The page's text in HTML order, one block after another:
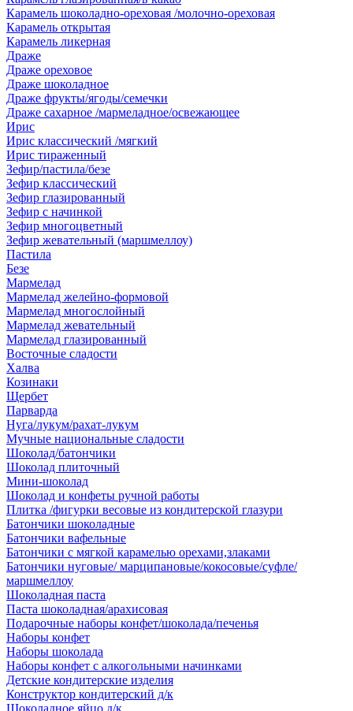
Карамель шоколадно-ореховая /молочно-ореховая
Карамель открытая
Карамель ликерная
Драже
Драже ореховое
Драже шоколадное
Драже фрукты/ягоды/семечки
Драже сахарное /мармеладное/освежающее
Ирис
Ирис классический /мягкий
Ирис тираженный
Зефир/пастила/безе
Зефир классический
Зефир глазированный
Зефир с начинкой
Зефир многоцветный
Зефир жевательный (маршмеллоу)
Пастила
Безе
Мармелад
Мармелад желейно-формовой
Мармелад многослойный
Мармелад жевательный
Мармелад глазированный
Восточные сладости
Халва
Козинаки
Щербет
Парварда
Нуга/лукум/рахат-лукум
Мучные национальные сладости
Шоколад/батончики
Шоколад плиточный
Мини-шоколад
Шоколад и конфеты ручной работы
Плитка /фигурки весовые из кондитерской глазури
Батончики шоколадные
Батончики вафельные
Батончики с мягкой карамелью орехами,злаками
Батончики нуговые/ марципановые/кокосовые/суфле/
маршмеллоу
Шоколадная паста
Паста шоколадная/арахисовая
Подарочные наборы конфет/шоколада/печенья
Наборы конфет
Наборы шоколада
Наборы конфет с алкогольными начинками
Детские кондитерские изделия
Конструктор кондитерский д/к
Шоколадное яйцо д/к